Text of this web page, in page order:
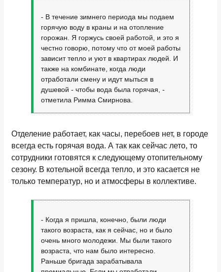
- В течение зимнего периода мы подаем
горячую воду в краны и на отопление
горожан. Я горжусь своей работой, и это я
честно говорю, потому что от моей работы
зависит тепло и уют в квартирах людей. И
также на комбинате, когда люди
отработали смену и идут мыться в
душевой - чтобы вода была горячая, -
отметила Римма Смирнова.
Отделение работает, как часы, перебоев нет, в городе
всегда есть горячая вода. А так как сейчас лето, то
сотрудники готовятся к следующему отопительному
сезону. В котельной всегда тепло, и это касается не
только температур, но и атмосферы в коллективе.
- Когда я пришла, конечно, были люди
такого возраста, как я сейчас, но и было
очень много молодежи. Мы были такого
возраста, что нам было интересно.
Раньше бригада зарабатывала